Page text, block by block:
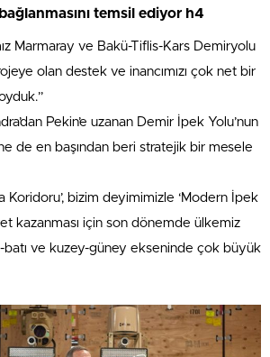
temsil ediyor h4
Marmaray ve Bakü-Tiflis-Kars Demiryolu
olan destek ve inancımızı çok net bir
Pekin’e uzanan Demir İpek Yolu’nun
de en başından beri stratejik bir mesele
Koridoru’, bizim deyimimizle ‘Modern İpek
kazanması için son dönemde ülkemiz
ve kuzey-güney ekseninde çok büyük